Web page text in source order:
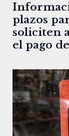
plazos
soliciten
el pago